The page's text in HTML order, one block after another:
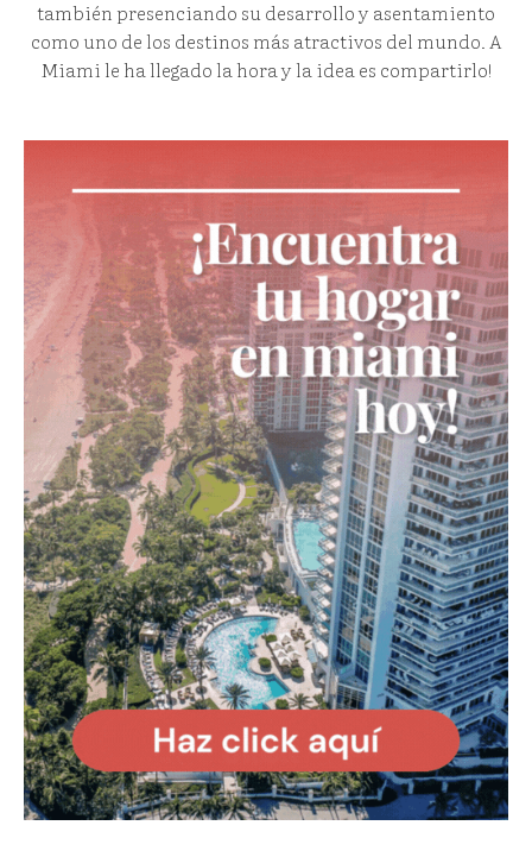
también presenciando su desarrollo y asentamiento
como uno de los destinos más atractivos del mundo. A
Miami le ha llegado la hora y la idea es compartirlo!